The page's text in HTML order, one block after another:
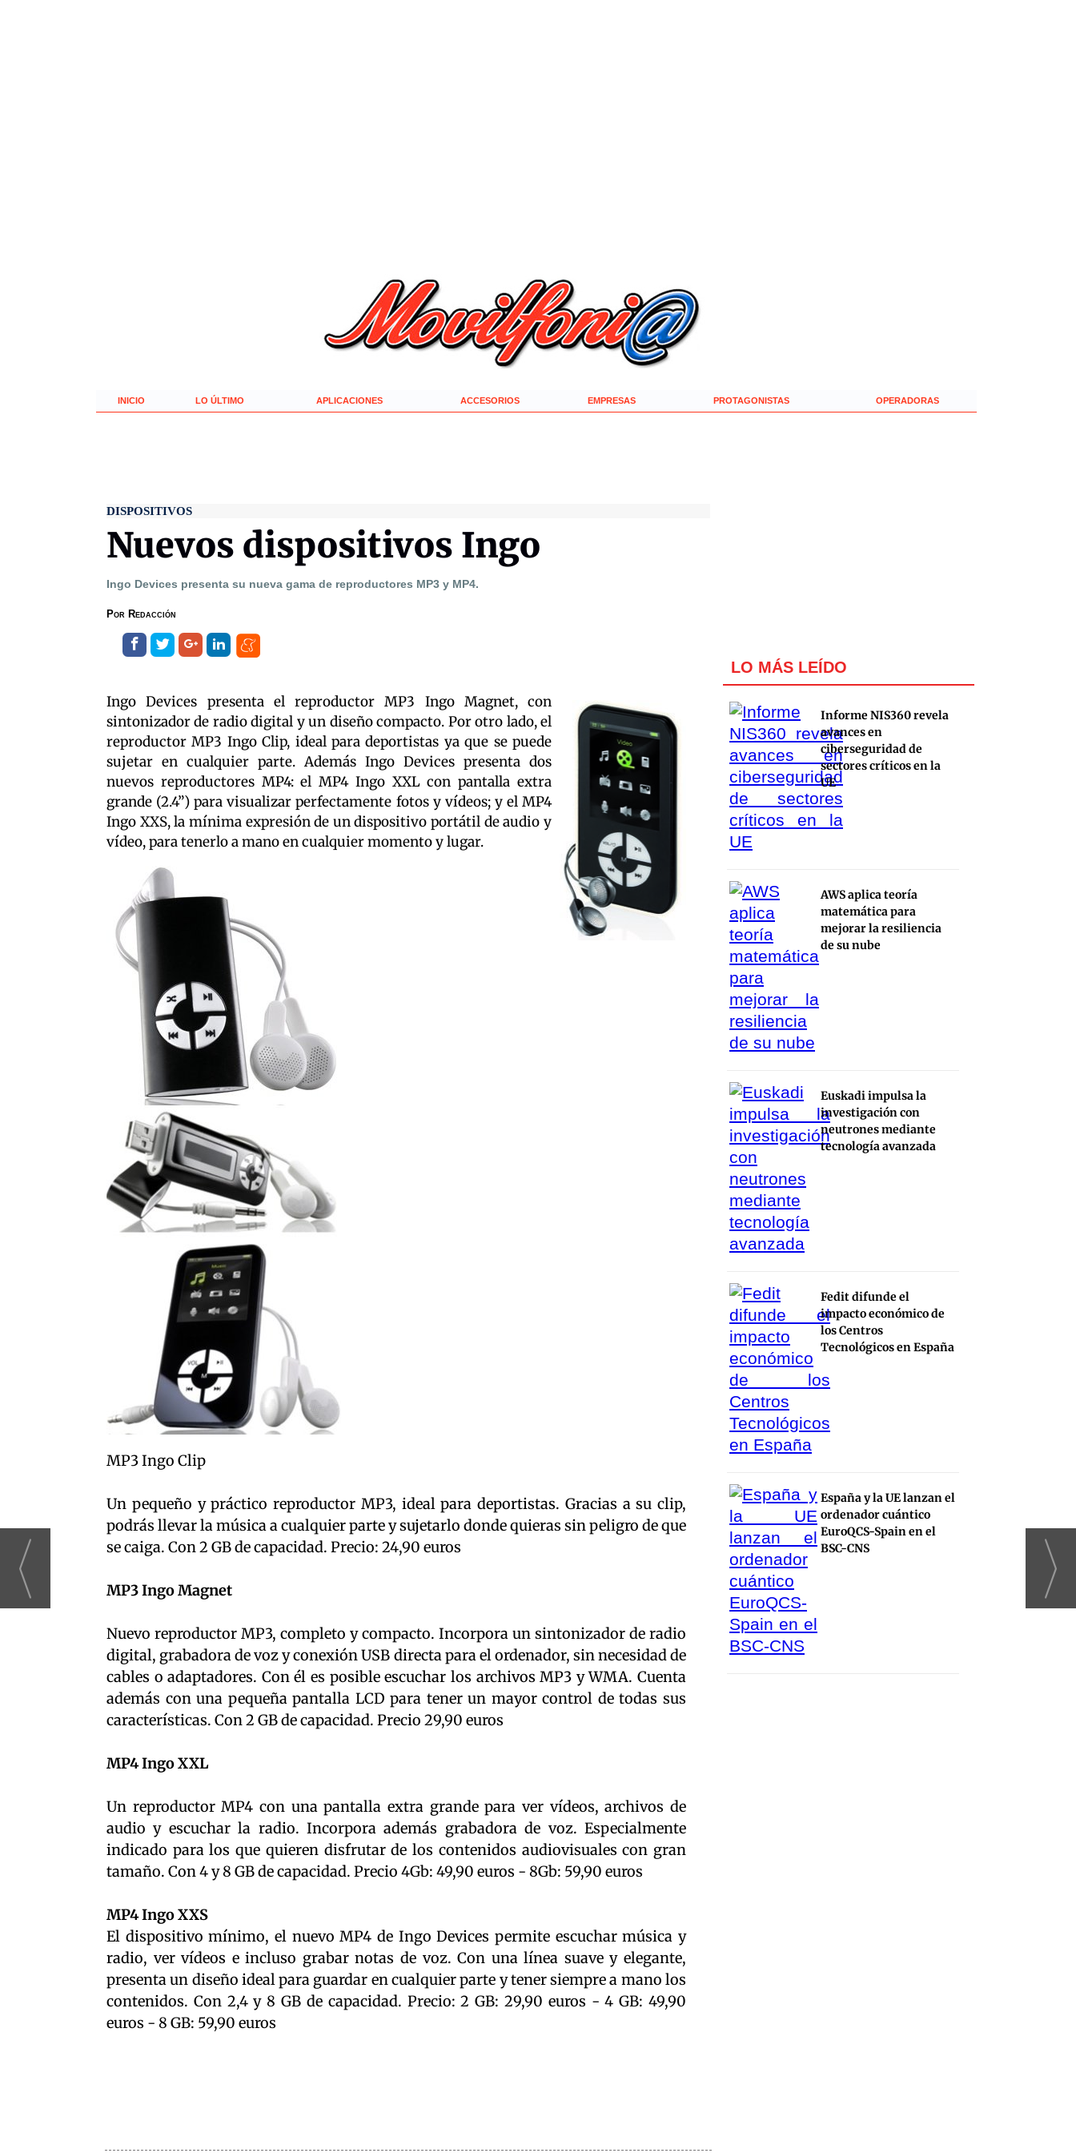
INICIO LO ÚLTIMO APLICACIONES ACCESORIOS EMPRESAS PROTAGONISTAS OPERADORAS
DISPOSITIVOS
Nuevos dispositivos Ingo
Ingo Devices presenta su nueva gama de reproductores MP3 y MP4.
Por Redacción
Ingo Devices presenta el reproductor MP3 Ingo Magnet, con
sintonizador de radio digital y un diseño compacto. Por otro lado, el
reproductor MP3 Ingo Clip, ideal para deportistas ya que se puede
sujetar en cualquier parte. Además Ingo Devices presenta dos
nuevos reproductores MP4: el MP4 Ingo XXL con pantalla extra
grande (2.4”) para visualizar perfectamente fotos y vídeos; y el MP4
Ingo XXS, la mínima expresión de un dispositivo portátil de audio y
vídeo, para tenerlo a mano en cualquier momento y lugar.
MP3 Ingo Clip
Un pequeño y práctico reproductor MP3, ideal para deportistas. Gracias a su clip,
podrás llevar la música a cualquier parte y sujetarlo donde quieras sin peligro de que
se caiga. Con 2 GB de capacidad. Precio: 24,90 euros
MP3 Ingo Magnet
Nuevo reproductor MP3, completo y compacto. Incorpora un sintonizador de radio
digital, grabadora de voz y conexión USB directa para el ordenador, sin necesidad de
cables o adaptadores. Con él es posible escuchar los archivos MP3 y WMA. Cuenta
además con una pequeña pantalla LCD para tener un mayor control de todas sus
características. Con 2 GB de capacidad. Precio 29,90 euros
MP4 Ingo XXL
Un reproductor MP4 con una pantalla extra grande para ver vídeos, archivos de
audio y escuchar la radio. Incorpora además grabadora de voz. Especialmente
indicado para los que quieren disfrutar de los contenidos audiovisuales con gran
tamaño. Con 4 y 8 GB de capacidad. Precio 4Gb: 49,90 euros - 8Gb: 59,90 euros
MP4 Ingo XXS
El dispositivo mínimo, el nuevo MP4 de Ingo Devices permite escuchar música y
radio, ver vídeos e incluso grabar notas de voz. Con una línea suave y elegante,
presenta un diseño ideal para guardar en cualquier parte y tener siempre a mano los
contenidos. Con 2,4 y 8 GB de capacidad. Precio: 2 GB: 29,90 euros - 4 GB: 49,90
euros - 8 GB: 59,90 euros
LO MÁS LEÍDO
Informe NIS360 revela
avances en
ciberseguridad de
sectores críticos en la
UE
AWS aplica teoría
matemática para
mejorar la resiliencia
de su nube
Euskadi impulsa la
investigación con
neutrones mediante
tecnología avanzada
Fedit difunde el
impacto económico de
los Centros
Tecnológicos en España
España y la UE lanzan el
ordenador cuántico
EuroQCS-Spain en el
BSC-CNS